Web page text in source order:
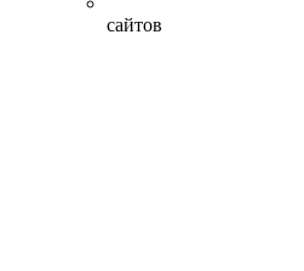
сайтов